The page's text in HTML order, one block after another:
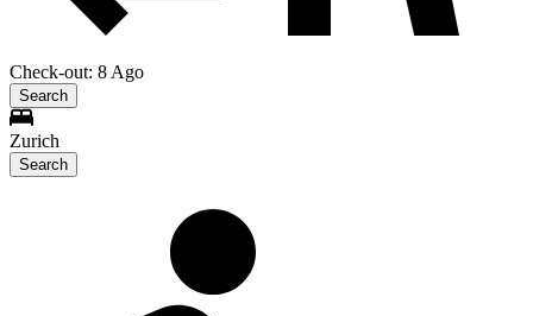
Check-out: 8 Ago
Search
Zurich
Search